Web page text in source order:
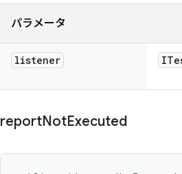
パラメータ
listener
reportNotExecuted